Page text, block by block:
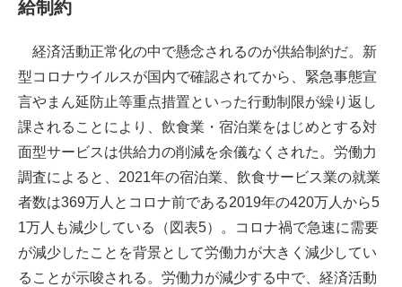
給制約
経済活動正常化の中で懸念されるのが供給制約だ。新
型コロナウイルスが国内で確認されてから、緊急事態宣
言やまん延防止等重点措置といった行動制限が繰り返し
課されることにより、飲食業・宿泊業をはじめとする対
面型サービスは供給力の削減を余儀なくされた。労働力
調査によると、2021年の宿泊業、飲食サービス業の就業
者数は369万人とコロナ前である2019年の420万人から5
1万人も減少している（図表5）。コロナ禍で急速に需要
が減少したことを背景として労働力が大きく減少してい
ることが示唆される。労働力が減少する中で、経済活動